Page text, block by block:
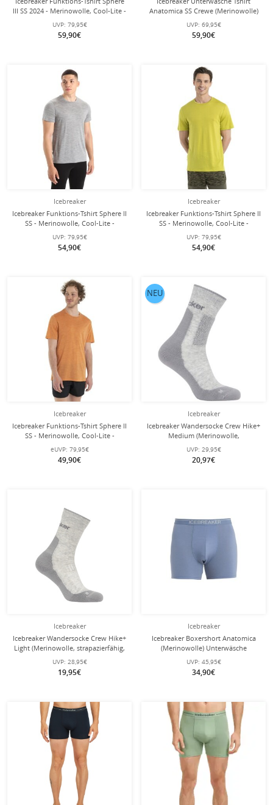
III SS 2024 - Merinowolle, Cool-Lite -
feuchtigkeitsregulierend - schwarz
Herren
UVP: 79,95€
59,90€
Anatomica SS Crewe (Merinowolle)
schwarz Herren
UVP: 69,95€
59,90€
Icebreaker
Icebreaker Funktions-Tshirt Sphere II
SS - Merinowolle, Cool-Lite -
feuchtigkeitsregulierend - grau
Herren
UVP: 79,95€
54,90€
Icebreaker
Icebreaker Funktions-Tshirt Sphere II
SS - Merinowolle, Cool-Lite -
feuchtigkeitsregulierend - lime/gelb
Herren
UVP: 79,95€
54,90€
Icebreaker
Icebreaker Funktions-Tshirt Sphere II
SS - Merinowolle, Cool-Lite -
feuchtigkeitsregulierend - orange
Herren
eUVP: 79,95€
49,90€
Icebreaker
Icebreaker Wandersocke Crew Hike+
Medium (Merinowolle,
strapazierfähig, leicht) grau Herren
UVP: 29,95€
20,97€
NEU
Icebreaker
Icebreaker Wandersocke Crew Hike+
Light (Merinowolle, strapazierfähig,
leicht) grau Herren
UVP: 28,95€
19,95€
Icebreaker
Icebreaker Boxershort Anatomica
(Merinowolle) Unterwäsche
kyaniteblau Herren
UVP: 45,95€
34,90€